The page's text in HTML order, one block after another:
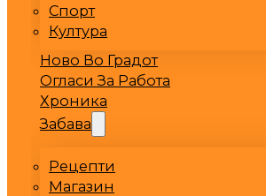
Спорт
Култура
Ново Во Градот
Огласи За Работа
Хроника
Забава
Рецепти
Магазин